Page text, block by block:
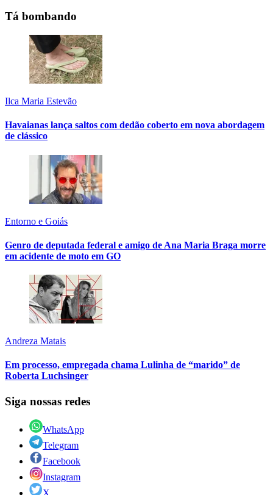
Tá bombando
Ilca Maria Estevão
Havaianas lança saltos com dedão coberto em nova abordagem
de clássico
Entorno e Goiás
Genro de deputada federal e amigo de Ana Maria Braga morre
em acidente de moto em GO
Andreza Matais
Em processo, empregada chama Lulinha de “marido” de
Roberta Luchsinger
Siga nossas redes
WhatsApp
Telegram
Facebook
Instagram